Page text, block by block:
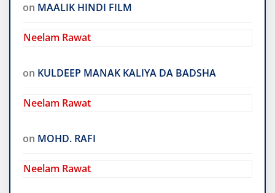
on MAALIK HINDI FILM
Neelam Rawat
on KULDEEP MANAK KALIYA DA BADSHA
Neelam Rawat
on MOHD. RAFI
Neelam Rawat